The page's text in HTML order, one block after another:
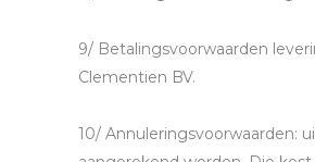
9/ Betalingsvoorwaarden
Clementien BV.
10/ Annuleringsvoorwaarden: